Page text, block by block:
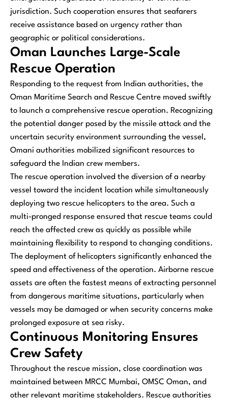
jurisdiction. Such cooperation ensures that seafarers
receive assistance based on urgency rather than
geographic or political considerations.
Oman Launches Large-Scale
Rescue Operation
Responding to the request from Indian authorities, the
Oman Maritime Search and Rescue Centre moved swiftly
to launch a comprehensive rescue operation. Recognizing
the potential danger posed by the missile attack and the
uncertain security environment surrounding the vessel,
Omani authorities mobilized significant resources to
safeguard the Indian crew members.
The rescue operation involved the diversion of a nearby
vessel toward the incident location while simultaneously
deploying two rescue helicopters to the area. Such a
multi-pronged response ensured that rescue teams could
reach the affected crew as quickly as possible while
maintaining flexibility to respond to changing conditions.
The deployment of helicopters significantly enhanced the
speed and effectiveness of the operation. Airborne rescue
assets are often the fastest means of extracting personnel
from dangerous maritime situations, particularly when
vessels may be damaged or when security concerns make
prolonged exposure at sea risky.
Continuous Monitoring Ensures
Crew Safety
Throughout the rescue mission, close coordination was
maintained between MRCC Mumbai, OMSC Oman, and
other relevant maritime stakeholders. Rescue authorities